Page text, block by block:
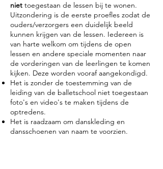
niet toegestaan de lessen bij te wonen.
Uitzondering is de eerste proefles zodat de
ouders/verzorgers een duidelijk beeld
kunnen krijgen van de lessen. Iedereen is
van harte welkom om tijdens de open
lessen en andere speciale momenten naar
de vorderingen van de leerlingen te komen
kijken. Deze worden vooraf aangekondigd.
Het is zonder de toestemming van de
leiding van de balletschool niet toegestaan
foto's en video's te maken tijdens de
optredens.
Het is raadzaam om danskleding en
dansschoenen van naam te voorzien.